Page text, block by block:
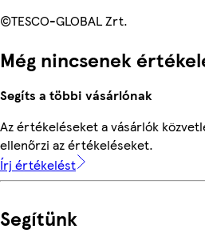
©TESCO-GLOBAL Zrt.
Még nincsenek
Segíts a többi vásárlónak
Az értékeléseket a vásárlók
ellenőrzi az értékeléseket.
Írj értékelést
Segítünk